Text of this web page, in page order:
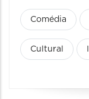
Comédia
Cultural